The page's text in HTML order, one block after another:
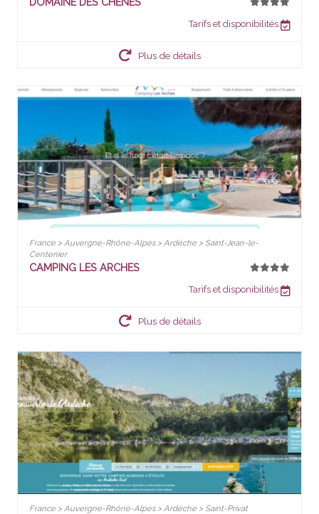
Tarifs et disponibilités
Plus de détails
France > Auvergne-Rhône-Alpes > Ardèche > Saint-Jean-le-
Centenier
CAMPING LES ARCHES
Tarifs et disponibilités
Plus de détails
France > Auvergne-Rhône-Alpes > Ardèche > Saint-Privat